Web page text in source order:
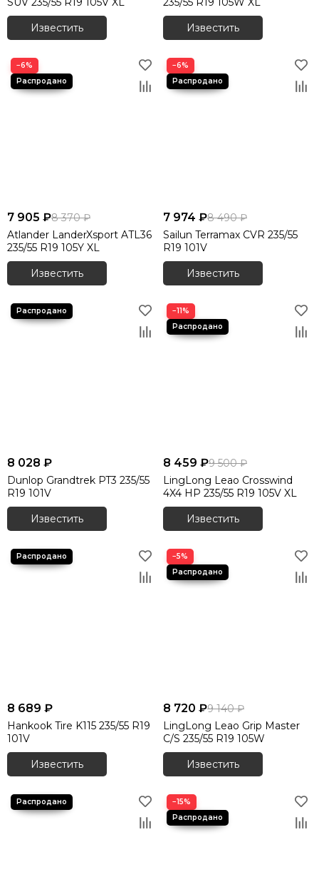
Известить
Известить
−6%
7 905 ₽8 370 ₽
Atlander LanderXsport ATL36
235/55 R19 105Y XL
Известить
−6%
7 974 ₽8 490 ₽
Sailun Terramax CVR 235/55
R19 101V
Известить
8 028 ₽
Dunlop Grandtrek PT3 235/55
R19 101V
Известить
−11%
8 459 ₽9 500 ₽
LingLong Leao Crosswind
4X4 HP 235/55 R19 105V XL
Известить
8 689 ₽
Hankook Tire K115 235/55 R19
101V
Известить
−5%
8 720 ₽9 140 ₽
LingLong Leao Grip Master
C/S 235/55 R19 105W
Известить
−15%